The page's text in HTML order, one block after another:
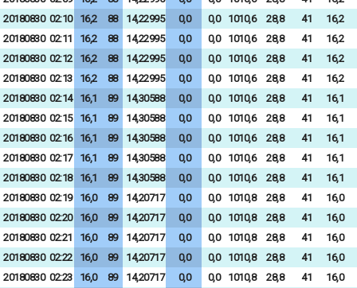
20180830 02:10 16,2 88 14,22995 0,0 0,0 1010,6 28,8 41
16,2
20180830 02:11 16,2 88 14,22995 0,0 0,0 1010,6 28,8 41
16,2
20180830 02:12 16,2 88 14,22995 0,0 0,0 1010,6 28,8 41
16,2
20180830 02:13 16,2 88 14,22995 0,0 0,0 1010,6 28,8 41
16,2
20180830 02:14 16,1 89 14,30588 0,0 0,0 1010,6 28,8 41
16,1
20180830 02:15 16,1 89 14,30588 0,0 0,0 1010,6 28,8 41
16,1
20180830 02:16 16,1 89 14,30588 0,0 0,0 1010,6 28,8 41
16,1
20180830 02:17 16,1 89 14,30588 0,0 0,0 1010,6 28,8 41
16,1
20180830 02:18 16,1 89 14,30588 0,0 0,0 1010,6 28,8 41
16,1
20180830 02:19 16,0 89 14,20717 0,0 0,0 1010,8 28,8 41
16,0
20180830 02:20 16,0 89 14,20717 0,0 0,0 1010,8 28,8 41
16,0
20180830 02:21 16,0 89 14,20717 0,0 0,0 1010,8 28,8 41
16,0
20180830 02:22 16,0 89 14,20717 0,0 0,0 1010,8 28,8 41
16,0
20180830 02:23 16,0 89 14,20717 0,0 0,0 1010,8 28,8 41
16,0